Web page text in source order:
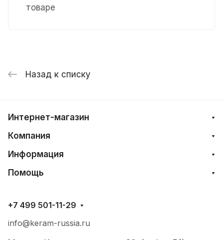
товаре
Назад к списку
Интернет-магазин
Компания
Информация
Помощь
+7 499 501-11-29
info@keram-russia.ru